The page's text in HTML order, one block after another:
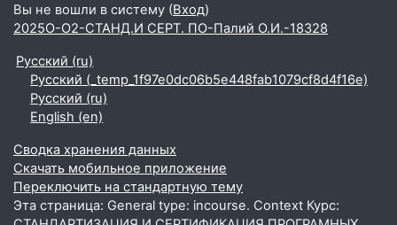
Вы не вошли в систему (Вход)
2025О-О2-СТАНД.И СЕРТ. ПО-Палий О.И.-18328
Русский ‎(ru)‎
Русский ‎(_temp_1f97e0dc06b5e448fab1079cf8d4f16e)‎
Русский ‎(ru)‎
English ‎(en)‎
Сводка хранения данных
Скачать мобильное приложение
Переключить на стандартную тему
Эта страница: General type: incourse. Context Курс: